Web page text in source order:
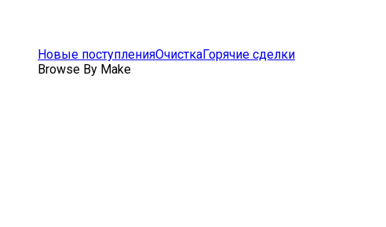
Новые поступленияОчисткаГорячие сделки
Browse By Make